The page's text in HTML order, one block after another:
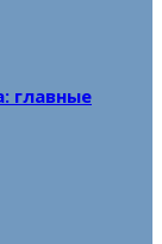
главные